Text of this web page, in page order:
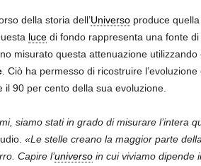
della storia dell’Universoproduce
lucedi fondo rappresenta una fonte di
misurato questa attenuazione
. Ciò ha permesso di ricostruire l’evoluzione
90 per cento della sua evoluzione.
siamo stati in grado di misurare l’intera
«Le stelle creano la maggior parte della
Capire l’universoin cui viviamo dipende